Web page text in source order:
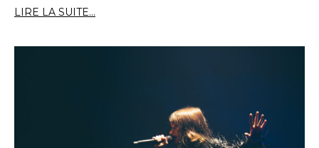
LIRE LA SUITE...